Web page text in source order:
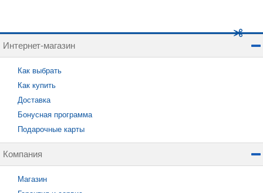
Интернет-магазин
Как выбрать
Как купить
Доставка
Бонусная программа
Подарочные карты
Компания
Магазин